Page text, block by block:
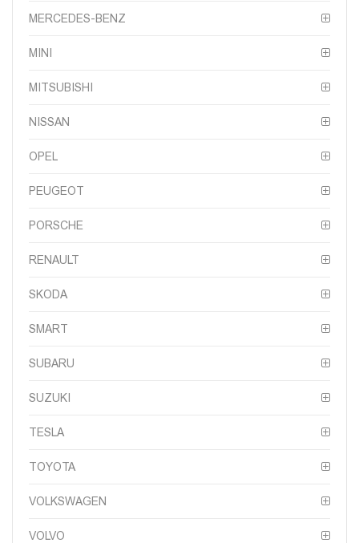
MERCEDES-BENZ
MINI
MITSUBISHI
NISSAN
OPEL
PEUGEOT
PORSCHE
RENAULT
SKODA
SMART
SUBARU
SUZUKI
TESLA
TOYOTA
VOLKSWAGEN
VOLVO